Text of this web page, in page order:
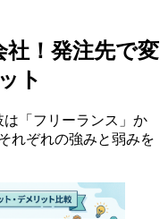
！発注先で変
ト
「フリーランス」か
れぞれの強みと弱みを